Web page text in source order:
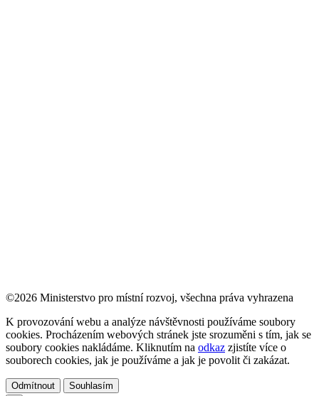
©2026 Ministerstvo pro místní rozvoj, všechna práva vyhrazena
K provozování webu a analýze návštěvnosti používáme soubory
cookies. Procházením webových stránek jste srozuměni s tím, jak se
soubory cookies nakládáme. Kliknutím na odkaz zjistíte více o
souborech cookies, jak je používáme a jak je povolit či zakázat.
Odmítnout Souhlasím